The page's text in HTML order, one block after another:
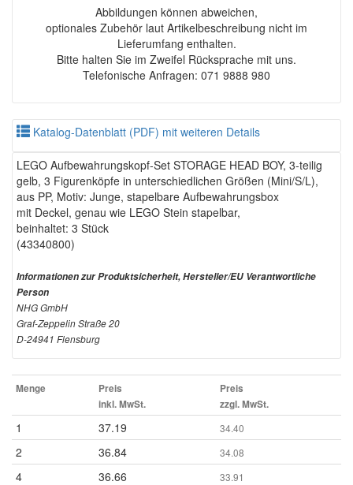
Abbildungen können abweichen,
optionales Zubehör laut Artikelbeschreibung nicht im
Lieferumfang enthalten.
Bitte halten Sie im Zweifel Rücksprache mit uns.
Telefonische Anfragen: 071 9888 980
Katalog-Datenblatt (PDF) mit weiteren Details
LEGO Aufbewahrungskopf-Set STORAGE HEAD BOY, 3-teilig
gelb, 3 Figurenköpfe in unterschiedlichen Größen (Mini/S/L),
aus PP, Motiv: Junge, stapelbare Aufbewahrungsbox
mit Deckel, genau wie LEGO Stein stapelbar,
beinhaltet: 3 Stück
(43340800)
Informationen zur Produktsicherheit, Hersteller/EU Verantwortliche
Person
NHG GmbH
Graf-Zeppelin Straße 20
D-24941 Flensburg
Menge
Preis
inkl. MwSt.
Preis
zzgl. MwSt.
1 37.19 34.40
2 36.84 34.08
4 36.66 33.91